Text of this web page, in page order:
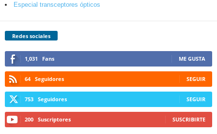
Especial transceptores ópticos
Redes sociales
1,031 Fans ME GUSTA
64 Seguidores SEGUIR
753 Seguidores SEGUIR
200 Suscriptores SUSCRIBIRTE